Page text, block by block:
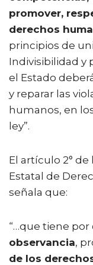
promover,
derechos
principios de
Indivisibilidad y
el Estado
y reparar las
humanos, en
ley”.
El artículo 2° de
Estatal de
señala que:
“…que tiene por
observancia,
de los